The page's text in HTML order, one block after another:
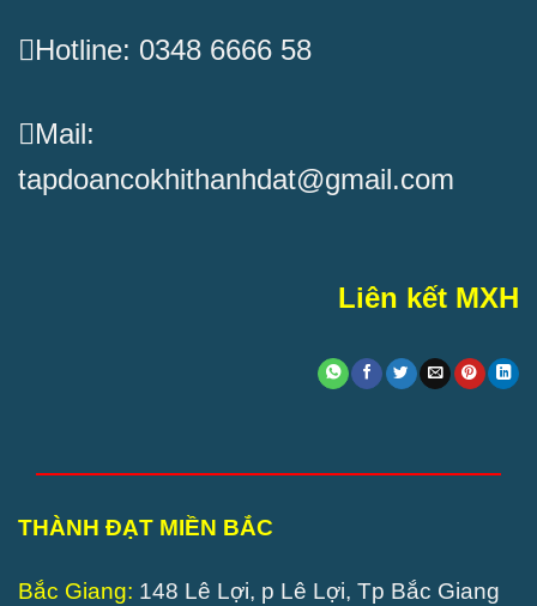
Hotline: 0348 6666 58
Mail:
tapdoancokhithanhdat@gmail.com
Liên kết MXH
THÀNH ĐẠT MIỀN BẮC
Bắc Giang: 148 Lê Lợi, p Lê Lợi, Tp Bắc Giang